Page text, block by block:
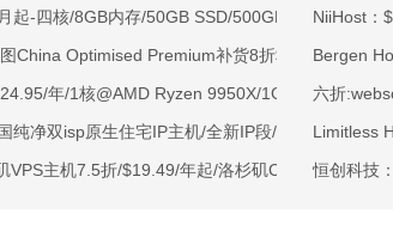
起-四核/8GB内存/50GB SSD/500GB@40Mbps/香
China Optimised Premium补货8折$19.2/月起-四
年/1核@AMD Ryzen 9950X/1GB内存/20GB
纯净双isp原生住宅IP主机/全新IP段/全新宿主机/9
VPS主机7.5折/$19.49/年起/洛杉矶CN2 GIA/日本/
NiiHost：
Bergen
六折
Limitless
恒创科技